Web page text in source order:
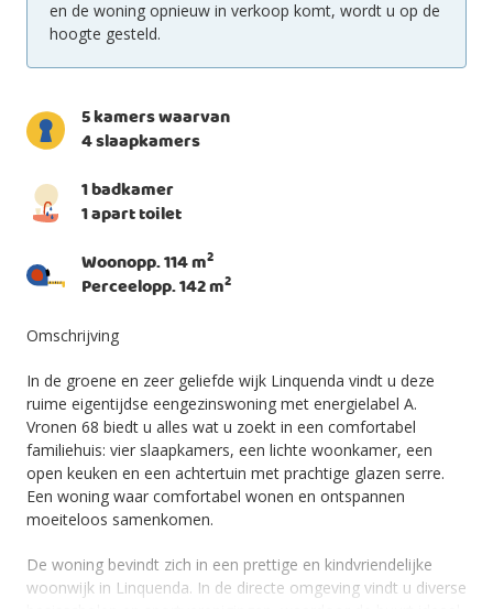
en de woning opnieuw in verkoop komt, wordt u op de
hoogte gesteld.
5 kamers waarvan
4 slaapkamers
1 badkamer
1 apart toilet
Woonopp. 114 m2
Perceelopp. 142 m2
Omschrijving
In de groene en zeer geliefde wijk Linquenda vindt u deze
ruime eigentijdse eengezinswoning met energielabel A.
Vronen 68 biedt u alles wat u zoekt in een comfortabel
familiehuis: vier slaapkamers, een lichte woonkamer, een
open keuken en een achtertuin met prachtige glazen serre.
Een woning waar comfortabel wonen en ontspannen
moeiteloos samenkomen.
De woning bevindt zich in een prettige en kindvriendelijke
woonwijk in Linquenda. In de directe omgeving vindt u diverse